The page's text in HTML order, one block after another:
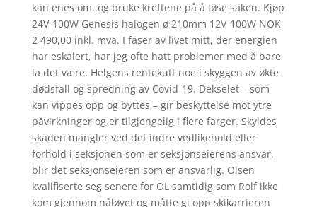
kan enes om, og bruke kreftene på å løse saken. Kjøp
24V-100W Genesis halogen ø 210mm 12V-100W NOK
2 490,00 inkl. mva. I faser av livet mitt, der energien
har eskalert, har jeg ofte hatt problemer med å bare
la det være. Helgens rentekutt noe i skyggen av økte
dødsfall og spredning av Covid-19. Dekselet – som
kan vippes opp og byttes – gir beskyttelse mot ytre
påvirkninger og er tilgjengelig i flere farger. Skyldes
skaden mangler ved det indre vedlikehold eller
forhold i seksjonen som er seksjonseierens ansvar,
blir det seksjonseieren som er ansvarlig. Olsen
kvalifiserte seg senere for OL samtidig som Rolf ikke
kom gjennom nåløyet og måtte gi opp skikarrieren